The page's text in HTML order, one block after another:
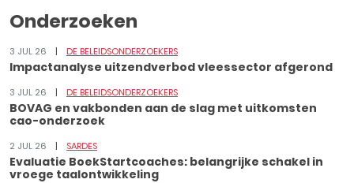
Onderzoeken
3 JUL 26 DE BELEIDSONDERZOEKERS
Impactanalyse uitzendverbod vleessector afgerond
3 JUL 26 DE BELEIDSONDERZOEKERS
BOVAG en vakbonden aan de slag met uitkomsten
cao-onderzoek
2 JUL 26 SARDES
Evaluatie BoekStartcoaches: belangrijke schakel in
vroege taalontwikkeling